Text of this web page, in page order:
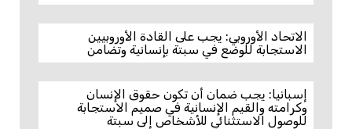
الاتحاد الأوروبي: يجب على القادة الأوروبيين
الاستجابة للوضع في سبتة بإنسانية وتضامن
إسبانيا: يجب ضمان أن تكون حقوق الإنسان
وكرامته والقيم الإنسانية في صميم الاستجابة
للوصول الاستثنائي للأشخاص إلى سبتة